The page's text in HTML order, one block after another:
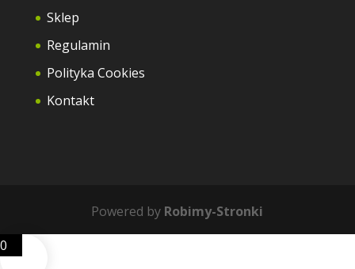
Sklep
Regulamin
Polityka Cookies
Kontakt
Powered by Robimy-Stronki
0